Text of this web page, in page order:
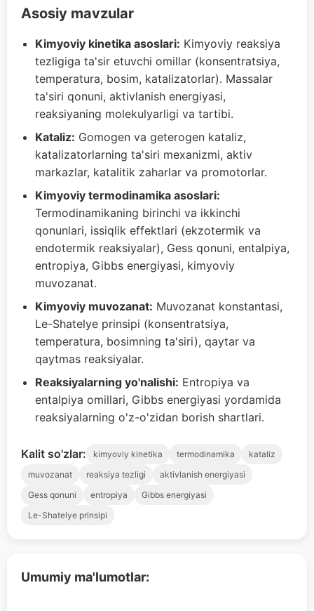
Umumiy ma'lumotlar:
Asosiy mavzular
Kimyoviy kinetika asoslari: Kimyoviy reaksiya
tezligiga ta'sir etuvchi omillar (konsentratsiya,
temperatura, bosim, katalizatorlar). Massalar
ta'siri qonuni, aktivlanish energiyasi,
reaksiyaning molekulyarligi va tartibi.
Kataliz: Gomogen va geterogen kataliz,
katalizatorlarning ta'siri mexanizmi, aktiv
markazlar, katalitik zaharlar va promotorlar.
Kimyoviy termodinamika asoslari:
Termodinamikaning birinchi va ikkinchi
qonunlari, issiqlik effektlari (ekzotermik va
endotermik reaksiyalar), Gess qonuni, entalpiya,
entropiya, Gibbs energiyasi, kimyoviy
muvozanat.
Kimyoviy muvozanat: Muvozanat konstantasi,
Le-Shatelye prinsipi (konsentratsiya,
temperatura, bosimning ta'siri), qaytar va
qaytmas reaksiyalar.
Reaksiyalarning yo'nalishi: Entropiya va
entalpiya omillari, Gibbs energiyasi yordamida
reaksiyalarning o'z-o'zidan borish shartlari.
Kalit so'zlar: kimyoviy kinetika termodinamika
kataliz
muvozanat
reaksiya tezligi
aktivlanish energiyasi
Gess qonuni
entropiya
Gibbs energiyasi
Le-Shatelye prinsipi